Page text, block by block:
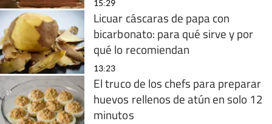
15:29
Licuar cáscaras de papa con
bicarbonato: para qué sirve y por
qué lo recomiendan
13:23
El truco de los chefs para preparar
huevos rellenos de atún en solo 12
minutos